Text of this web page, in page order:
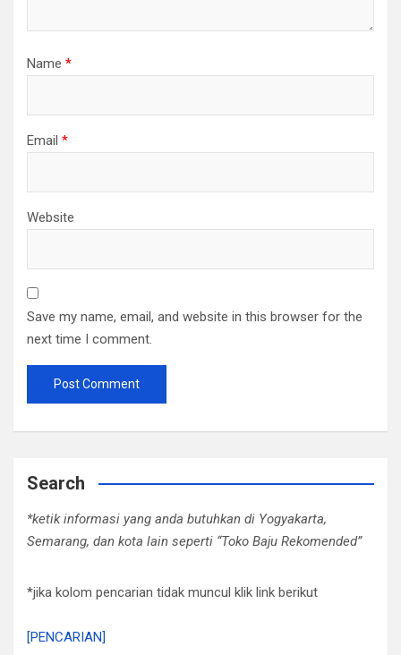
Name *
Email *
Website
Save my name, email, and website in this browser for the
next time I comment.
Search
*ketik informasi yang anda butuhkan di Yogyakarta,
Semarang, dan kota lain seperti “Toko Baju Rekomended”
*jika kolom pencarian tidak muncul klik link berikut
[PENCARIAN]